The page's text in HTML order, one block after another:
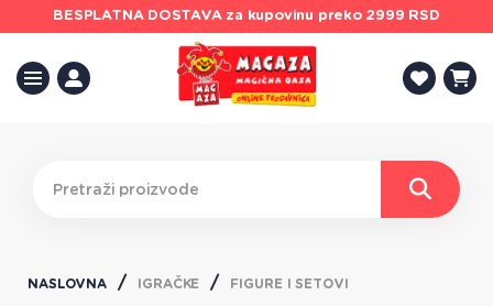
BESPLATNA DOSTAVAza kupovinu preko 2999 RSD
NASLOVNA IGRAČKE FIGURE I SETOVI